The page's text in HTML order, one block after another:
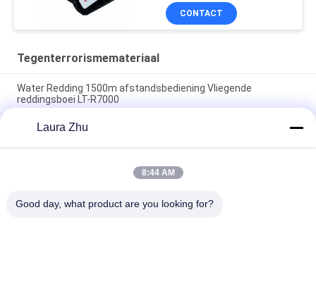
CONTACT
Tegenterrorismemateriaal
Water Redding 1500m afstandsbediening Vliegende
reddingsboei LT-R7000
Intrinsiek veilig laserafstandsmetingsinstrument voor
platen vereist en geïntegreerde telescoop
Explosiebestendige brandbestrijdingsrobot met 6500N
Laura Zhu
8:44 AM
Good day, what product are you looking for?